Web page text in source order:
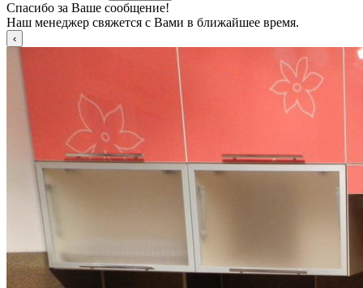
Спасибо за Ваше сообщение!
Наш менеджер свяжется с Вами в ближайшее время.